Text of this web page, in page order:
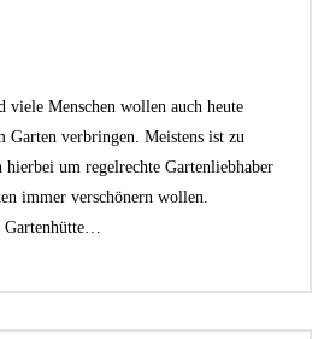
viele Menschen wollen auch heute
verbringen. Meistens ist zu
hierbei um regelrechte Gartenliebhaber
immer verschönern wollen.
Gartenhütte…